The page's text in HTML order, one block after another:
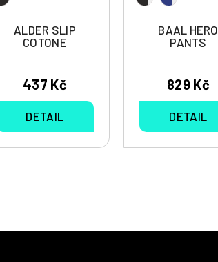
ALDER SLIP
COTONE
437 Kč
DETAIL
BAAL HERO
PANTS
829 Kč
DETAIL